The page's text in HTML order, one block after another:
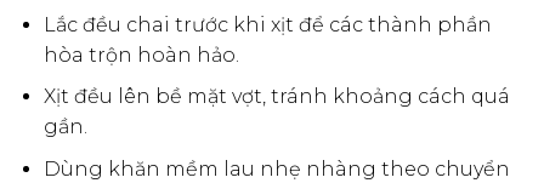
Lắc đều chai trước khi xịt để các thành phần
hòa trộn hoàn hảo.
Xịt đều lên bề mặt vợt, tránh khoảng cách quá
gần.
Dùng khăn mềm lau nhẹ nhàng theo chuyển